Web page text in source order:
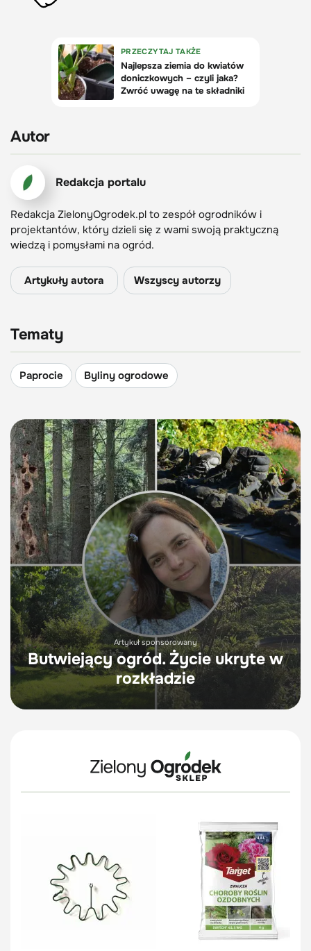
Autor
Redakcja portalu
Redakcja ZielonyOgrodek.pl to zespół ogrodników i
projektantów, który dzieli się z wami swoją praktyczną
wiedzą i pomysłami na ogród.
Artykuły autora Wszyscy autorzy
Tematy
Paprocie Byliny ogrodowe
Artykuł sponsorowany
Butwiejący ogród. Życie ukryte w
rozkładzie